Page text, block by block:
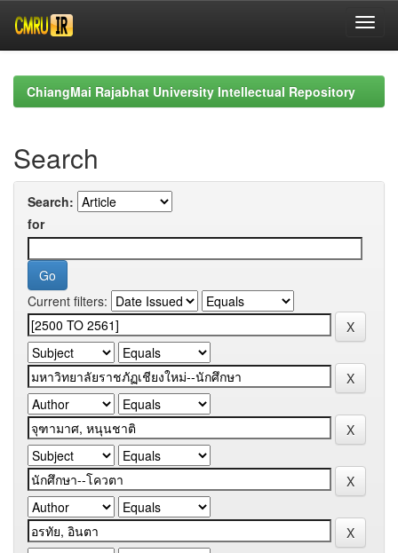
navigationChiangMai Rajabhat University Intellectual Repository
Search
Search:
for
Current filters: